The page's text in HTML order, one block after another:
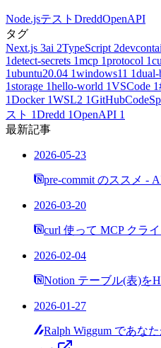
Node.jsテスト DreddOpenAPI
タグ
Next.js 3ai 2TypeScript 2
1detect-secrets 1mcp 1protocol 1
1ubuntu20.04 1windows11 1
1storage 1hello-world 1VSCode 1
1Docker 1WSL2 1
スト 1Dredd 1OpenAPI 1
最新記事
2026-05-23
pre-commit のススメ -
2026-03-20
curl 使って MCP クラ
2026-02-04
Notion テーブル(表)を
2026-01-27
Ralph Wiggum であな